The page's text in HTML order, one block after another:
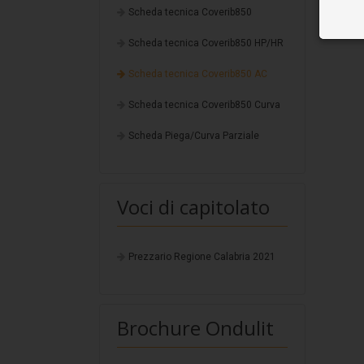
Scheda tecnica Coverib850
Scheda tecnica Coverib850 HP/HR
Scheda tecnica Coverib850 AC
Scheda tecnica Coverib850 Curva
Scheda Piega/Curva Parziale
Voci di capitolato
Prezzario Regione Calabria 2021
Brochure Ondulit